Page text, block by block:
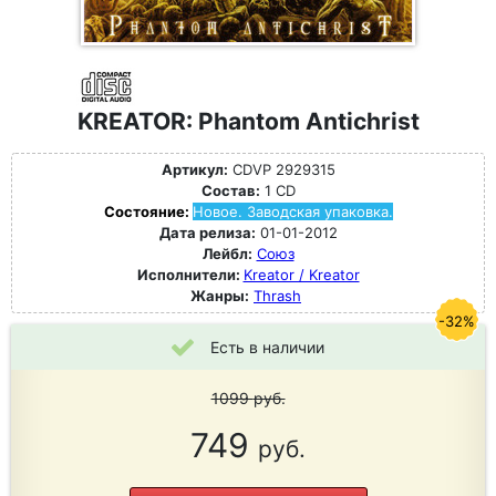
KREATOR: Phantom Antichrist
Артикул: CDVP 2929315
Состав: 1 CD
Состояние: Новое. Заводская упаковка.
Дата релиза: 01-01-2012
Лейбл: Союз
Исполнители: Kreator / Kreator
Жанры: Thrash
Есть в наличии
1099руб.
749 руб.
-32%